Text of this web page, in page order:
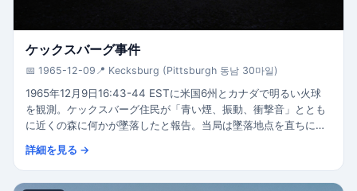
ケックスバーグ事件
📅 1965-12-09 📍 Kecksburg (Pittsburgh 동남 30마일)
1965年12月9日16:43-44 ESTに米国6州とカナダで明るい火球
を観測。ケックスバーグ住民が「青い煙、振動、衝撃音」ととも
に近くの森に何かが墜落したと報告。当局は墜落地点を直ちに封
詳細を見る →